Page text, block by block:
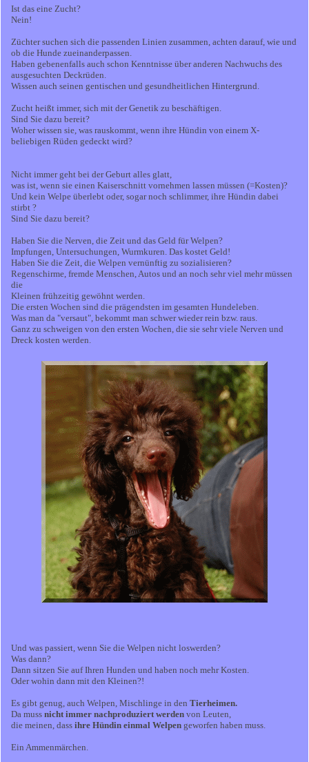
Ist das eine Zucht?
Nein!
Züchter suchen sich die passenden Linien zusammen, achten darauf, wie und
ob die Hunde zueinanderpassen.
Haben gebenenfalls auch schon Kenntnisse über anderen Nachwuchs des
ausgesuchten Deckrüden.
Wissen auch seinen gentischen und gesundheitlichen Hintergrund.
Zucht heißt immer, sich mit der Genetik zu beschäftigen.
Sind Sie dazu bereit?
Woher wissen sie, was rauskommt, wenn ihre Hündin von einem X-
beliebigen Rüden gedeckt wird?
Nicht immer geht bei der Geburt alles glatt,
was ist, wenn sie einen Kaiserschnitt vornehmen lassen müssen (=Kosten)?
Und kein Welpe überlebt oder, sogar noch schlimmer, ihre Hündin dabei
stirbt ?
Sind Sie dazu bereit?
Haben Sie die Nerven, die Zeit und das Geld für Welpen?
Impfungen, Untersuchungen, Wurmkuren. Das kostet Geld!
Haben Sie die Zeit, die Welpen vernünftig zu sozialisieren?
Regenschirme, fremde Menschen, Autos und an noch sehr viel mehr müssen
die
Kleinen frühzeitig gewöhnt werden.
Die ersten Wochen sind die prägendsten im gesamten Hundeleben.
Was man da "versaut", bekommt man schwer wieder rein bzw. raus.
Ganz zu schweigen von den ersten Wochen, die sie sehr viele Nerven und
Dreck kosten werden.
Und was passiert, wenn Sie die Welpen nicht loswerden?
Was dann?
Dann sitzen Sie auf Ihren Hunden und haben noch mehr Kosten.
Oder wohin dann mit den Kleinen?!
Es gibt genug, auch Welpen, Mischlinge in den Tierheimen.
Da muss nicht immer nachproduziert werden von Leuten,
die meinen, dass ihre Hündin einmal Welpen geworfen haben muss.
Ein Ammenmärchen.